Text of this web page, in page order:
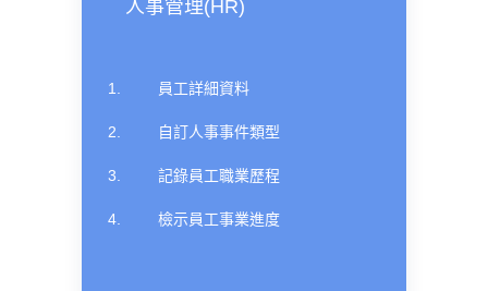
人事管理(HR)
員工詳細資料
自訂人事事件類型
記錄員工職業歷程
檢示員工事業進度